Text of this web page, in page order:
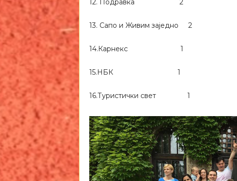
12. Подравка 2
13. Сапо и Живим заједно 2
14.Карнекс 1
15.НБК 1
16.Туристички свет 1